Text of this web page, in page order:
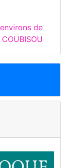
de
COUBISOU